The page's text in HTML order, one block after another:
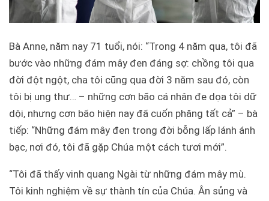
Bà Anne, năm nay 71 tuổi, nói: “Trong 4 năm qua, tôi đã
bước vào những đám mây đen đáng sợ: chồng tôi qua
đời đột ngột, cha tôi cũng qua đời 3 năm sau đó, còn
tôi bị ung thư… – những cơn bão cá nhân đe dọa tôi dữ
dội, nhưng cơn bão hiện nay đã cuốn phăng tất cả” – bà
tiếp: “Những đám mây đen trong đời bỗng lấp lánh ánh
bạc, nơi đó, tôi đã gặp Chúa một cách tươi mới”.
“Tôi đã thấy vinh quang Ngài từ những đám mây mù.
Tôi kinh nghiệm về sự thành tín của Chúa. Ân sủng và